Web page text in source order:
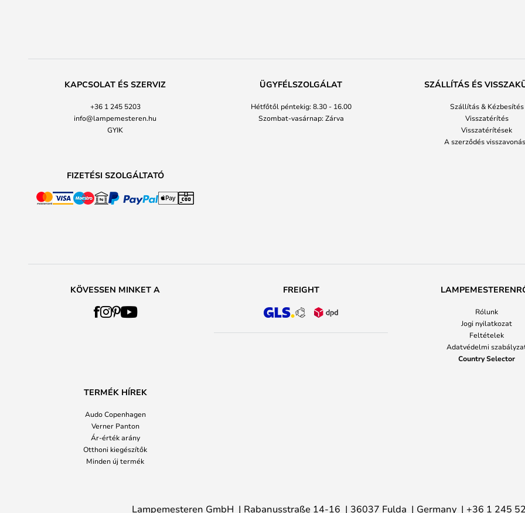
KAPCSOLAT ÉS SZERVIZ
+36 1 245 5203
info@lampemesteren.hu
GYIK
ÜGYFÉLSZOLGÁLAT
Hétfőtől péntekig: 8.30 - 16.00
Szombat-vasárnap: Zárva
SZÁLLÍTÁS ÉS
Szállítás & Kézbesítés
Visszatérítés
Visszatérítések
A szerződés
FIZETÉSI SZOLGÁLTATÓ
KÖVESSEN MINKET A FREIGHT
Rólunk
Jogi nyilatkozat
Feltételek
Adatvédelmi
Country Selector
TERMÉK HÍREK
Audo Copenhagen
Verner Panton
Ár-érték arány
Otthoni kiegészítők
Minden új termék
Lampemesteren GmbH Rabanusstraße 14-16 36037 Fulda Germany +36 1 245